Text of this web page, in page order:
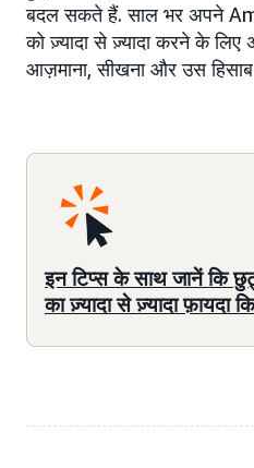
बदल सकते हैं. साल भर अपने
को ज़्यादा से ज़्यादा करने के लिए
आज़माना, सीखना और उस
इन टिप्स के साथ जानें कि
का ज़्यादा से ज़्यादा फ़ायदा